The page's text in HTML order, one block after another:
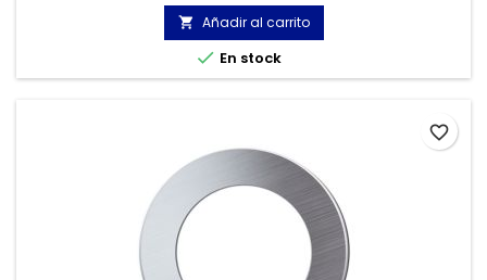
 Añadir al carrito
 En stock
favorite_border